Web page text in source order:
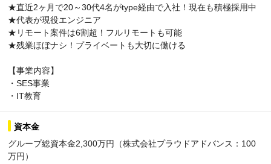
★直近2ヶ月で20～30代4名がtype経由で入社！現在も積極採用中
★代表が現役エンジニア
★リモート案件は6割超！フルリモートも可能
★残業ほぼナシ！プライベートも大切に働ける
【事業内容】
・SES事業
・IT教育
資本金
グループ総資本金2,300万円（株式会社プラウドアドバンス：100
万円）